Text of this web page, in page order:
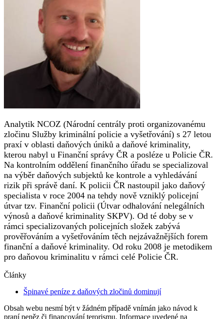
Analytik NCOZ (Národní centrály proti organizovanému
zločinu Služby kriminální policie a vyšetřování) s 27 letou
praxí v oblasti daňových úniků a daňové kriminality,
kterou nabyl u Finanční správy ČR a posléze u Policie ČR.
Na kontrolním oddělení finančního úřadu se specializoval
na výběr daňových subjektů ke kontrole a vyhledávání
rizik při správě daní. K policii ČR nastoupil jako daňový
specialista v roce 2004 na tehdy nově vzniklý policejní
útvar tzv. Finanční policii (Útvar odhalování nelegálních
výnosů a daňové kriminality SKPV). Od té doby se v
rámci specializovaných policejních složek zabývá
prověřováním a vyšetřováním těch nejzávažnějších forem
finanční a daňové kriminality. Od roku 2008 je metodikem
pro daňovou kriminalitu v rámci celé Policie ČR.
Články
Špinavé peníze z daňových zločinů dominují
Obsah webu nesmí být v žádném případě vnímán jako návod k
praní peněz či financování terorismu. Informace uvedené na